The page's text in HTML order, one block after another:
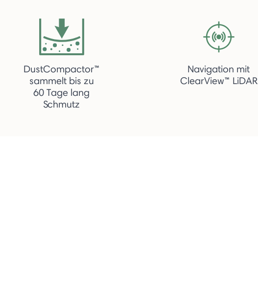
DustCompactor™
sammelt bis zu
60 Tage lang
Schmutz
Navigation mit
ClearView™ LiDAR